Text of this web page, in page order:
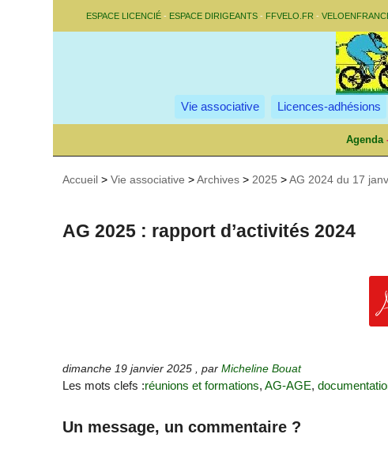
ESPACE LICENCIÉ - ESPACE DIRIGEANTS - FFVELO.FR -
Vie associative Licences-adhésions
Agenda
Accueil >Vie associative >Archives > 2025 >AG 2024 du 17
AG 2025 : rapport d’activités 2024
dimanche 19 janvier 2025 ,parMicheline Bouat
Les mots clefs :réunions et formations,AG-AGE,
Un message, un commentaire ?